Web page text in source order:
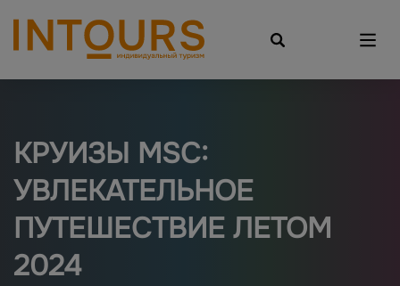
КРУИЗЫ MSC:
УВЛЕКАТЕЛЬНОЕ
ПУТЕШЕСТВИЕ ЛЕТОМ
2024